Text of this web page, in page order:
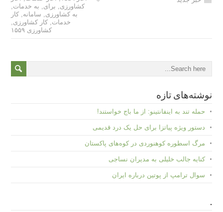
کشاورزی, برای, به خدمات,
به کشاورزی, سامانه, کار
خدمات, کار کشاورزی,
کشاورزی ۱۵۵۹
نوشته‌های تازه
حمله تند به اینفانتینو: از ما باج خواستند!
دستور ویژه پیاتزا برای حل یک درد قدیمی
مرگ اسطوره کوهنوردی در کوه‌های پاکستان
کنایه جالب خلیلی به مدیران نساجی
سوال ترامپ از پوتین درباره ایران
.